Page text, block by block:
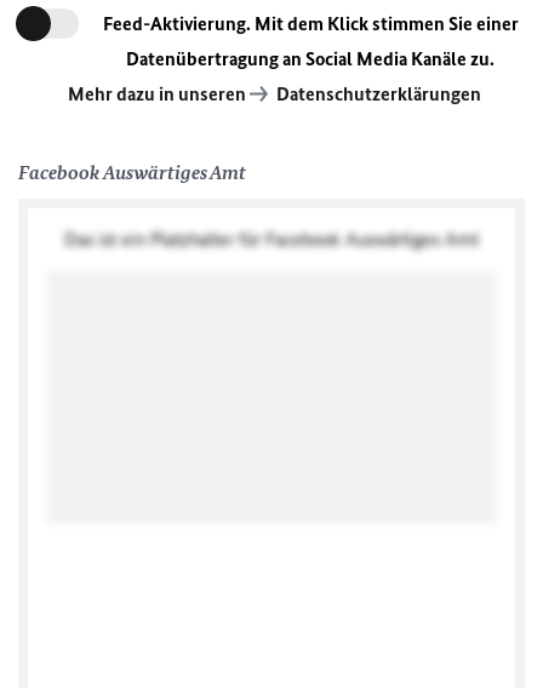
Feed-Aktivierung. Mit dem Klick stimmen Sie einer
Datenübertragung an Social Media Kanäle zu.
Mehr dazu in unseren
Datenschutzerklärungen
Facebook Auswärtiges Amt
Das ist ein Platzhalter für Facebook Auswärtiges Amt